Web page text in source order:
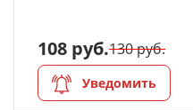
108 руб.130 руб.
Уведомить